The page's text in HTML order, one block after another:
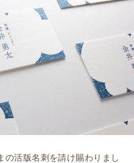
の活版名刺を請け賜わりまし